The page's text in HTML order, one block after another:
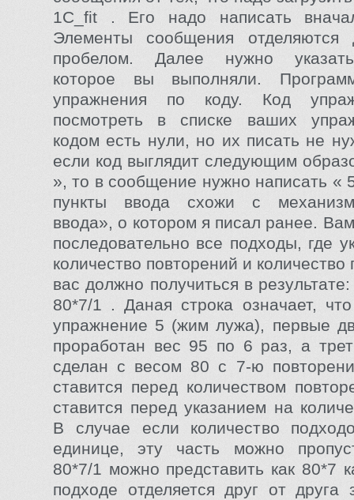
1C_fit . Его надо написать
Элементы сообщения отделяются
пробелом. Далее нужно
которое вы выполняли.
упражнения по коду. Код
посмотреть в списке ваших
кодом есть нули, но их писать не
если код выглядит следующим
», то в сообщение нужно написать
пункты ввода схожи с
ввода», о котором я писал ранее.
последовательно все подходы, где
количество повторений и
вас должно получиться в
80*7/1 . Даная строка означает,
упражнение 5 (жим лужа), первые
проработан вес 95 по 6 раз, а
сделан с весом 80 с 7-ю
ставится перед количеством
ставится перед указанием на
В случае если количество
единице, эту часть можно
80*7/1 можно представить как 80*7
подходе отделяется друг от друга